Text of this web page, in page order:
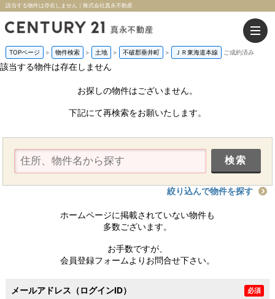
該当する物件は存在しません｜株式会社真永不動産
TOPページ > 物件検索 > 土地 > 不破郡垂井町 > ＪＲ東海道本線 ご成約済み
該当する物件は存在しません
お探しの物件はございません。
下記にて再検索をお願いたします。
絞り込んで物件を探す
ホームページに掲載されていない物件も
多数ございます。
お手数ですが、
会員登録フォームよりお問合せ下さい。
メールアドレス（ログインID） 必須